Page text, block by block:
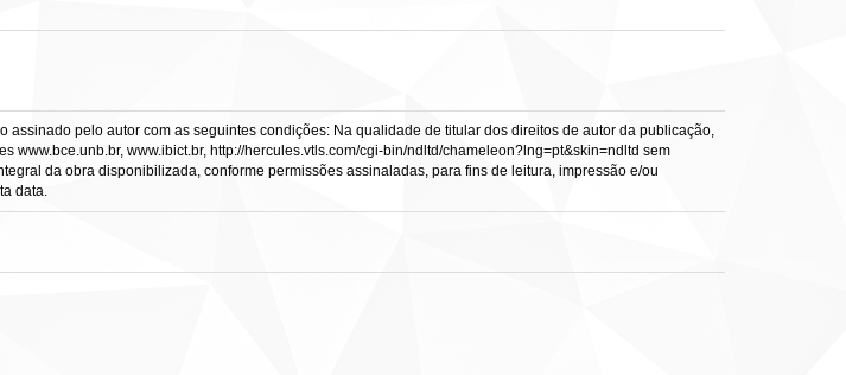
pelo autor com as seguintes condições: Na qualidade de titular dos direitos de autor da publicação,
www.ibict.br, http://hercules.vtls.com/cgi-bin/ndltd/chameleon?lng=pt&skin=ndltd sem
da obra disponibilizada, conforme permissões assinaladas, para fins de leitura, impressão e/ou
data.